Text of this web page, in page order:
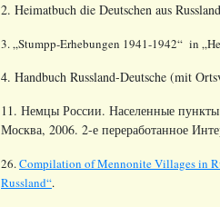
2. Heimatbuch die Deutschen aus
3. „Stumpp-Erhebungen 1941-1942“ in
4. Handbuch Russland-Deutsche (mit
11. Немцы России. Населенные
Москва, 2006. 2-е переработанное
26.Compilation of Mennonite Villages in
Russland“.